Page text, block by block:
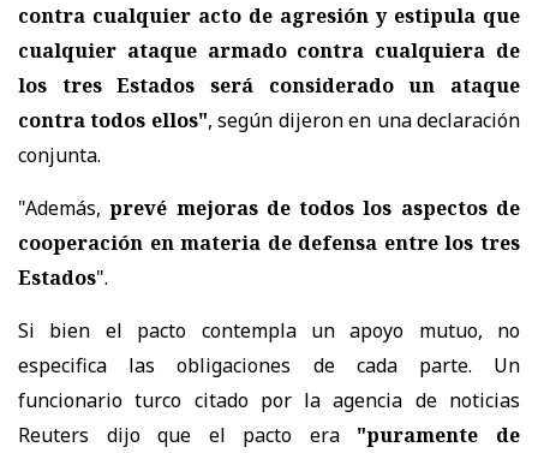
contra cualquier acto de agresión y estipula que
cualquier ataque armado contra cualquiera de
los tres Estados será considerado un ataque
contra todos ellos", según dijeron en una declaración
conjunta.
"Además,prevé mejoras de todos los aspectos de
cooperación en materia de defensa entre los tres
Estados".
Si bien el pacto contempla un apoyo mutuo, no
especifica las obligaciones de cada parte. Un
funcionario turco citado por la agencia de noticias
Reuters dijo que el pacto era "puramente de